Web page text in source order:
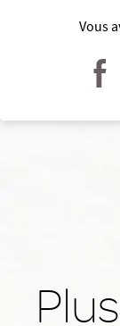
Vous